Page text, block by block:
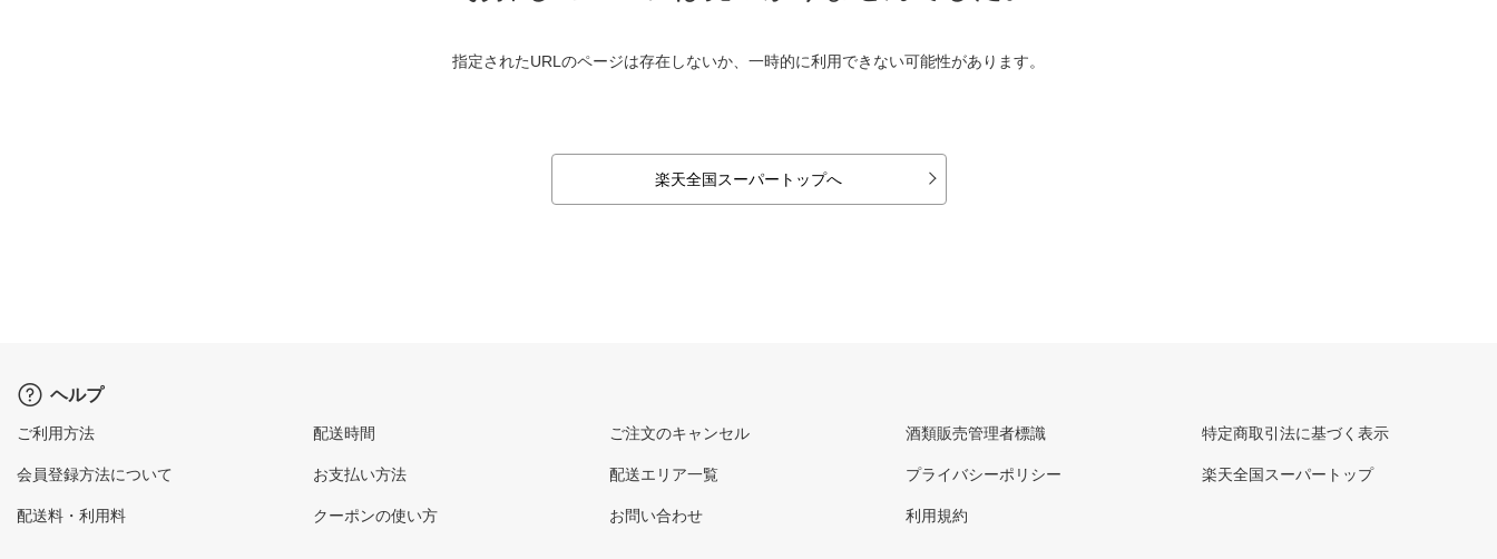
指定されたURLのページは存在しないか、一時的に利用できない可能性があります。
楽天全国スーパートップへ
ヘルプ
ご利用方法
会員登録方法について
配送料・利用料
配送時間
お支払い方法
クーポンの使い方
ご注文のキャンセル
配送エリア一覧
お問い合わせ
酒類販売管理者標識
プライバシーポリシー
利用規約
特定商取引法に基づく表示
楽天全国スーパートップ